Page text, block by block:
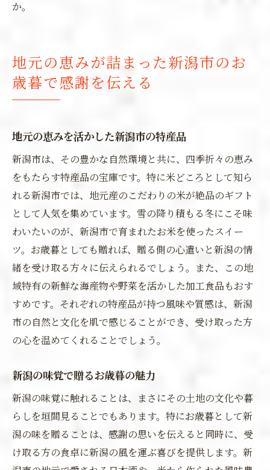
か。
地元の恵みが詰まった新潟市のお
歳暮で感謝を伝える
地元の恵みを活かした新潟市の特産品
新潟市は、その豊かな自然環境と共に、四季折々の恵み
をもたらす特産品の宝庫です。特に米どころとして知ら
れる新潟市では、地元産のこだわりの米が絶品のギフト
として人気を集めています。雪の降り積もる冬にこそ味
わいたいのが、新潟市で育まれたお米を使ったスイー
ツ。お歳暮としても贈れば、贈る側の心遣いと新潟の情
緒を受け取る方々に伝えられるでしょう。また、この地
域特有の新鮮な海産物や野菜を活かした加工食品もおす
すめです。それぞれの特産品が持つ風味や質感は、新潟
市の自然と文化を肌で感じることができ、受け取った方
の心を温めてくれることでしょう。
新潟の味覚で贈るお歳暮の魅力
新潟の味覚に触れることは、まさにその土地の文化や暮
らしを垣間見ることでもあります。特にお歳暮として新
潟の味を贈ることは、感謝の思いを伝えると同時に、受
け取る方の食卓に新潟の風を運ぶ喜びを提供します。新